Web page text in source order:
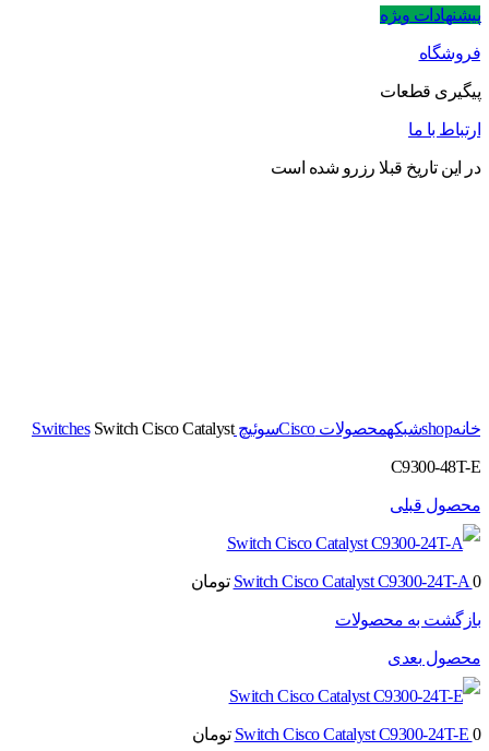
پیشنهادات ویژه
فروشگاه
پیگیری قطعات
ارتباط با ما
در این تاریخ قبلا رزرو شده است
خانهshopشبکهمحصولات Cisco سوئیچ SwitchesSwitch Cisco Catalyst
C9300-48T-E
محصول قبلی
Switch Cisco Catalyst C9300-24T-A 0 تومان
بازگشت به محصولات
محصول بعدی
Switch Cisco Catalyst C9300-24T-E 0 تومان